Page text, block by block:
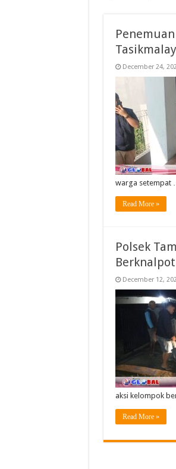
December 24,
warga setempat
Read More »
Polsek
December 12,
aksi kelompok
Read More »